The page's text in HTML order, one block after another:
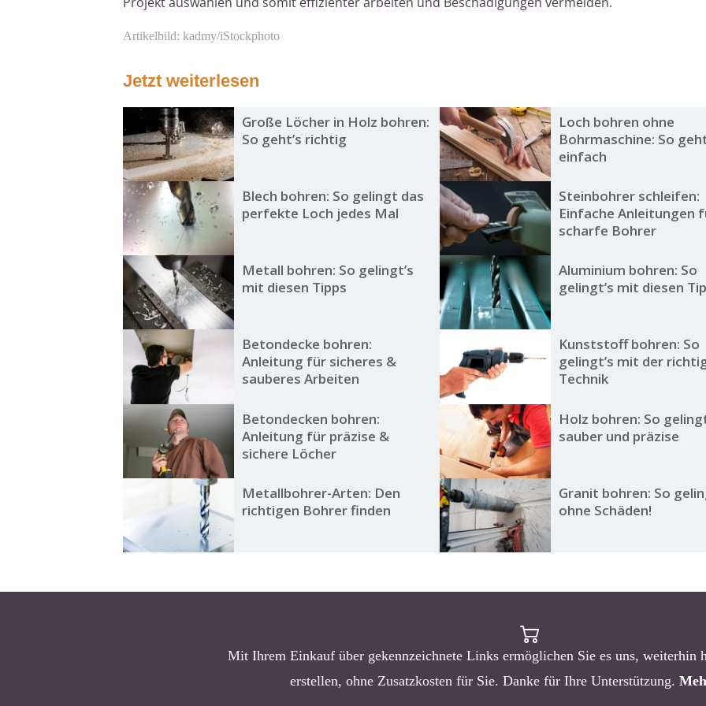
Artikelbild: kadmy/iStockphoto
Jetzt weiterlesen
Große Löcher in Holz bohren:
So geht’s richtig
Loch bohren ohne
Bohrmaschine: So
einfach
Blech bohren: So gelingt das
perfekte Loch jedes Mal
Steinbohrer schleifen:
Einfache Anleitungen
scharfe Bohrer
Metall bohren: So gelingt’s
mit diesen Tipps
Aluminium bohren: So
gelingt’s mit diesen
Betondecke bohren:
Anleitung für sicheres &
sauberes Arbeiten
Kunststoff bohren: So
gelingt’s mit der
Technik
Betondecken bohren:
Anleitung für präzise &
sichere Löcher
Holz bohren: So
sauber und präzise
Metallbohrer-Arten: Den
richtigen Bohrer finden
Granit bohren: So
ohne Schäden!
Mit Ihrem Einkauf über gekennzeichnete Links ermöglichen Sie es uns, weiterhin
erstellen, ohne Zusatzkosten für Sie. Danke für Ihre Unterstützung.